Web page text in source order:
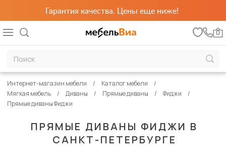
Гарантия качества. Цены еще ниже!
0
ПРЯМЫЕ ДИВАНЫ ФИДЖИ В
САНКТ-ПЕТЕРБУРГЕ
Интернет-магазин мебели
Каталог мебели
Мягкая мебель
Диваны Прямые диваны
Фиджи
Прямые диваны Фиджи